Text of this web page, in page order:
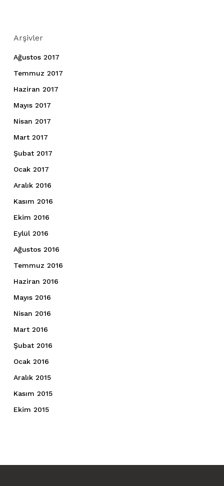
Arşivler
Ağustos 2017
Temmuz 2017
Haziran 2017
Mayıs 2017
Nisan 2017
Mart 2017
Şubat 2017
Ocak 2017
Aralık 2016
Kasım 2016
Ekim 2016
Eylül 2016
Ağustos 2016
Temmuz 2016
Haziran 2016
Mayıs 2016
Nisan 2016
Mart 2016
Şubat 2016
Ocak 2016
Aralık 2015
Kasım 2015
Ekim 2015